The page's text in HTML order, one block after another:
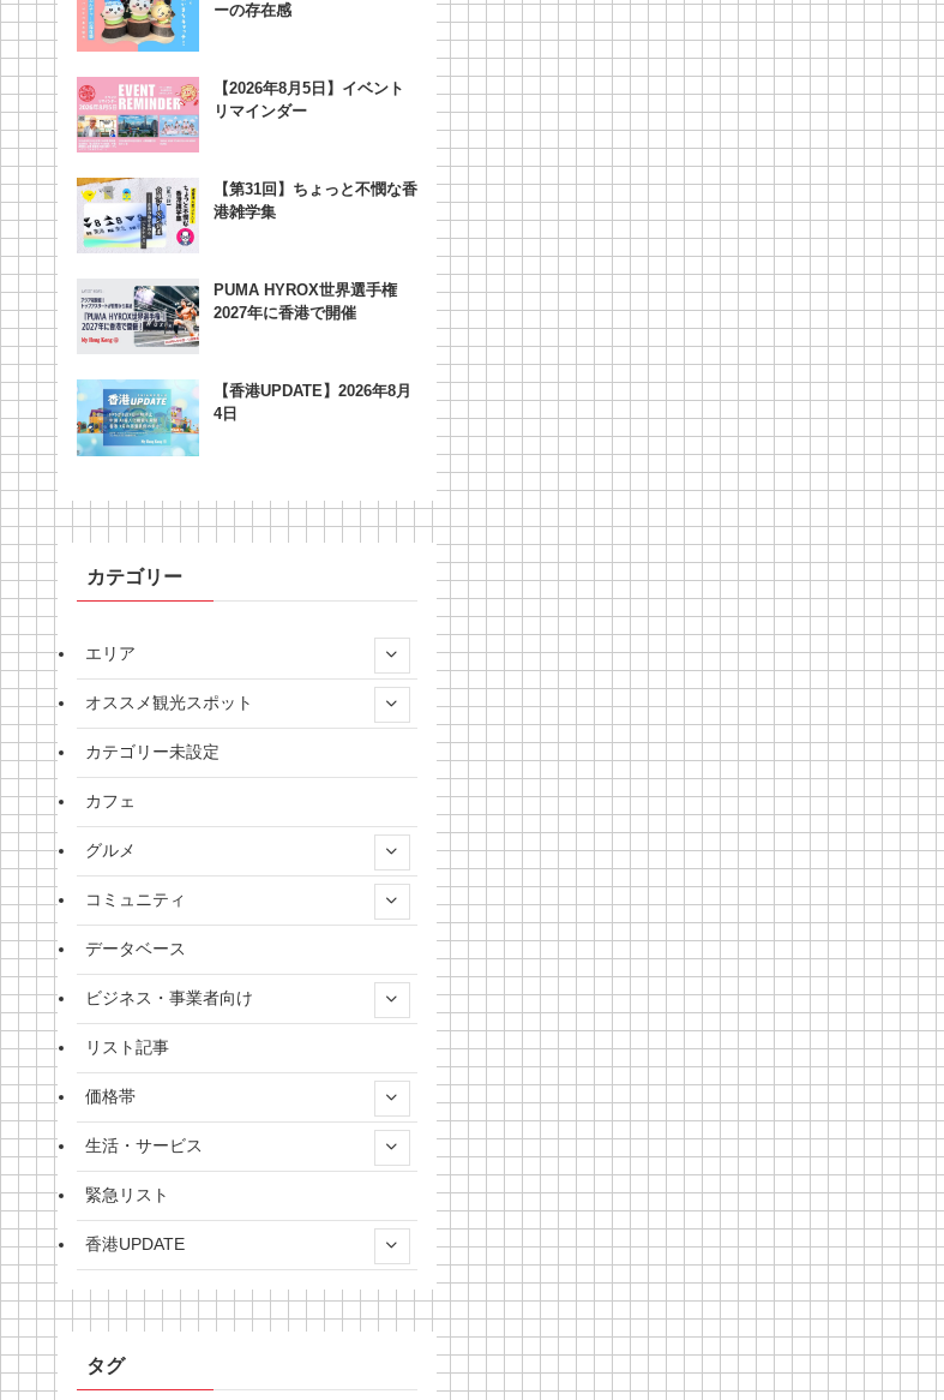
ーの存在感
【2026年8月5日】イベント
リマインダー
【第31回】ちょっと不憫な香
港雑学集
PUMA HYROX世界選手権
2027年に香港で開催
【香港UPDATE】2026年8月
4日
カテゴリー
エリア
オススメ観光スポット
カテゴリー未設定
カフェ
グルメ
コミュニティ
データベース
ビジネス・事業者向け
リスト記事
価格帯
生活・サービス
緊急リスト
香港UPDATE
タグ